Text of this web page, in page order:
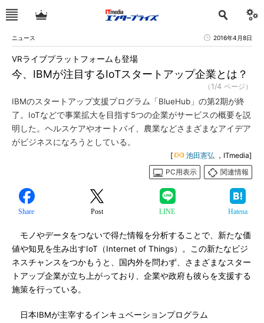
ニュース 2016年4月8日
今、IBMが注目するIoTスタートアップ企業とは？
VRライブプラットフォームも登場
（1/4 ページ）
IBMのスタートアップ支援プログラム「BlueHub」の第2期が終
了。IoTなどで事業拡大を目指す5つの企業がサービスの概要を説
明した。ヘルスケアやオートバイ、農業などさまざまなアイデア
がビジネスになろうとしている。
[ 池田憲弘 ，ITmedia]
PC用表示
関連情報
Share Post LINE Hatena
モノやデータをつないで得た情報を分析することで、新たな価
値や知見を生み出すIoT（Internet of Things）。この新たなビジ
ネスチャンスをつかもうと、国内外を問わず、さまざまなスター
トアップ企業が立ち上がっており、企業や政府も彼らを支援する
施策を行っている。
日本IBMが主宰するインキュベーションプログラム